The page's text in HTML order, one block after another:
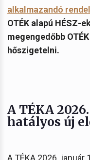
alkalmazandó
OTÉK alapú HÉSZ-
megengedőbb
hőszigetelni.
A TÉKA
hatályos új
A TÉKA 2026. január